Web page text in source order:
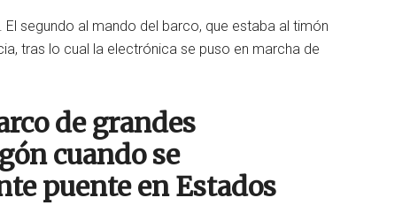
segundo al mando del barco, que estaba al timón
tras lo cual la electrónica se puso en marcha de
de grandes
cuando se
puente en Estados